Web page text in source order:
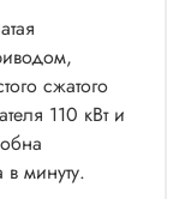
сжатого
110 кВт и
в минуту.